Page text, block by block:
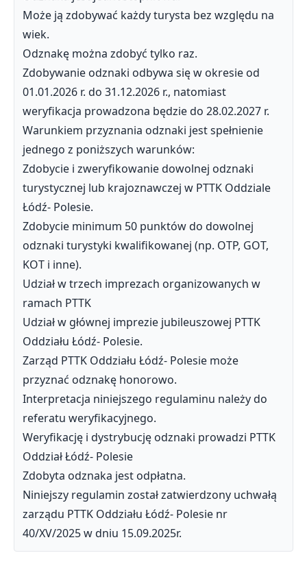
Może ją zdobywać każdy turysta bez względu na
wiek.
Odznakę można zdobyć tylko raz.
Zdobywanie odznaki odbywa się w okresie od
01.01.2026 r. do 31.12.2026 r., natomiast
weryfikacja prowadzona będzie do 28.02.2027 r.
Warunkiem przyznania odznaki jest spełnienie
jednego z poniższych warunków:
Zdobycie i zweryfikowanie dowolnej odznaki
turystycznej lub krajoznawczej w PTTK Oddziale
Łódź- Polesie.
Zdobycie minimum 50 punktów do dowolnej
odznaki turystyki kwalifikowanej (np. OTP, GOT,
KOT i inne).
Udział w trzech imprezach organizowanych w
ramach PTTK
Udział w głównej imprezie jubileuszowej PTTK
Oddziału Łódź- Polesie.
Zarząd PTTK Oddziału Łódź- Polesie może
przyznać odznakę honorowo.
Interpretacja niniejszego regulaminu należy do
referatu weryfikacyjnego.
Weryfikację i dystrybucję odznaki prowadzi PTTK
Oddział Łódź- Polesie
Zdobyta odznaka jest odpłatna.
Niniejszy regulamin został zatwierdzony uchwałą
zarządu PTTK Oddziału Łódź- Polesie nr
40/XV/2025 w dniu 15.09.2025r.